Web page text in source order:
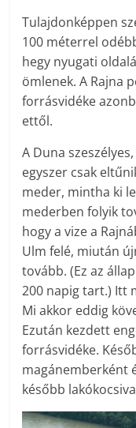
Tulajdonképpen
100 méterrel
hegy nyugati
ömlenek. A Rajna
forrásvidéke
ettől.
A Duna
egyszer csak
meder, mintha ki
mederben folyik
hogy a vize a
Ulm felé, miután
tovább. (Ez az
200 napig tart.) Itt
Mi akkor eddig
Ezután kezdett
forrásvidéke.
magánemberként
később